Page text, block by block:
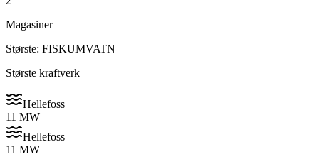
Magasiner
Største: FISKUMVATN
Største kraftverk
Hellefoss
11 MW
Hellefoss
11 MW